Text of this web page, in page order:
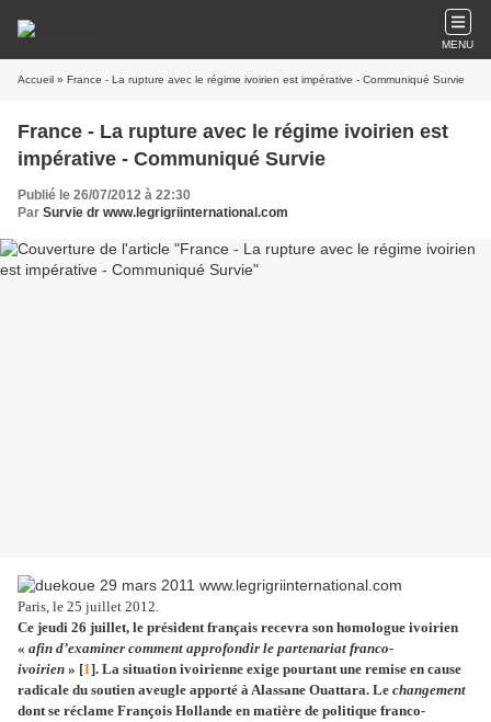
MENU
Accueil » France - La rupture avec le régime ivoirien est impérative - Communiqué Survie
France - La rupture avec le régime ivoirien est
impérative - Communiqué Survie
Publié le 26/07/2012 à 22:30
Par Survie dr www.legrigriinternational.com
Paris, le 25 juillet 2012.
Ce jeudi 26 juillet, le président français recevra son homologue ivoirien
« afin d’examiner comment approfondir le partenariat franco-
ivoirien » [1]. La situation ivoirienne exige pourtant une remise en cause
radicale du soutien aveugle apporté à Alassane Ouattara. Le changement
dont se réclame François Hollande en matière de politique franco-